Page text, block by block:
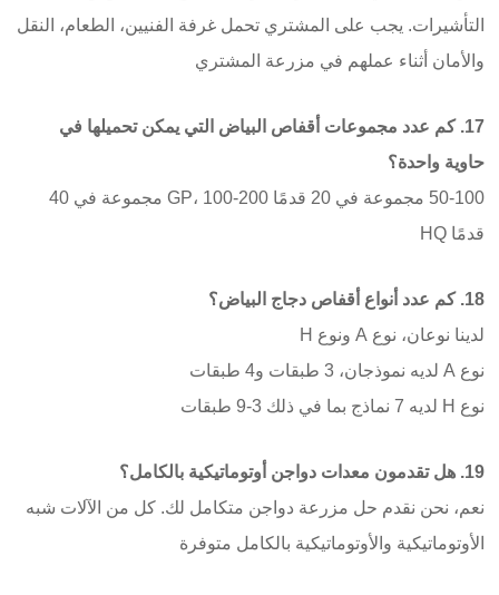
التأشيرات. يجب على المشتري تحمل غرفة الفنيين، الطعام، النقل
والأمان أثناء عملهم في مزرعة المشتري
17. كم عدد مجموعات أقفاص البياض التي يمكن تحميلها في
حاوية واحدة؟
50-100 مجموعة في 20 قدمًا GP، 100-200 مجموعة في 40
قدمًا HQ
18. كم عدد أنواع أقفاص دجاج البياض؟
لدينا نوعان، نوع A ونوع H
نوع A لديه نموذجان، 3 طبقات و4 طبقات
نوع H لديه 7 نماذج بما في ذلك 3-9 طبقات
19. هل تقدمون معدات دواجن أوتوماتيكية بالكامل؟
نعم، نحن نقدم حل مزرعة دواجن متكامل لك. كل من الآلات شبه
الأوتوماتيكية والأوتوماتيكية بالكامل متوفرة